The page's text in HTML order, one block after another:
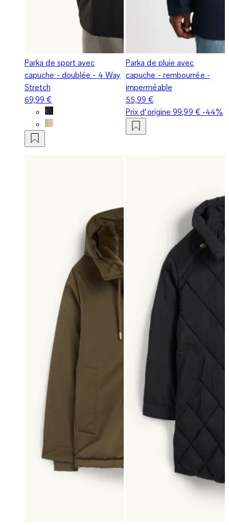
Parka de sport avec
capuche - doublée - 4 Way
Stretch
69,99 €
Parka de pluie avec
capuche - rembourrée -
imperméable
55,99 €
Prix d‘origine99,99 €-44%